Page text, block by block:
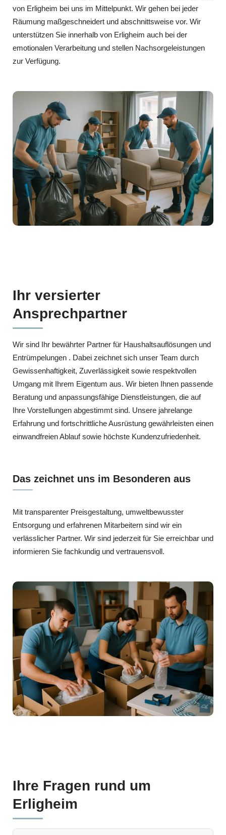
von Erligheim bei uns im Mittelpunkt. Wir gehen bei jeder
Räumung maßgeschneidert und abschnittsweise vor. Wir
unterstützen Sie innerhalb von Erligheim auch bei der
emotionalen Verarbeitung und stellen Nachsorgeleistungen
zur Verfügung.
Ihr versierter
Ansprechpartner
Wir sind Ihr bewährter Partner für Haushaltsauflösungen und
Entrümpelungen . Dabei zeichnet sich unser Team durch
Gewissenhaftigkeit, Zuverlässigkeit sowie respektvollen
Umgang mit Ihrem Eigentum aus. Wir bieten Ihnen passende
Beratung und anpassungsfähige Dienstleistungen, die auf
Ihre Vorstellungen abgestimmt sind. Unsere jahrelange
Erfahrung und fortschrittliche Ausrüstung gewährleisten einen
einwandfreien Ablauf sowie höchste Kundenzufriedenheit.
Das zeichnet uns im Besonderen aus
Mit transparenter Preisgestaltung, umweltbewusster
Entsorgung und erfahrenen Mitarbeitern sind wir ein
verlässlicher Partner. Wir sind jederzeit für Sie erreichbar und
informieren Sie fachkundig und vertrauensvoll.
Ihre Fragen rund um
Erligheim